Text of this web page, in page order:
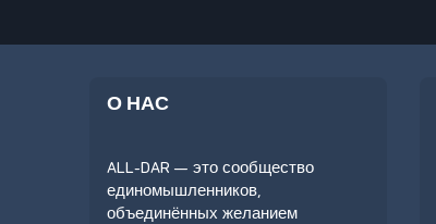
О НАС
ALL-DAR — это сообщество
единомышленников,
объединённых желанием